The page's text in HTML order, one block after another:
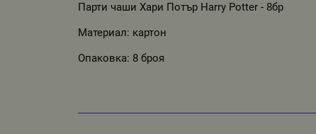
Парти чаши Хари Потър Harry Potter - 8бр
Материал: картон
Опаковка: 8 броя